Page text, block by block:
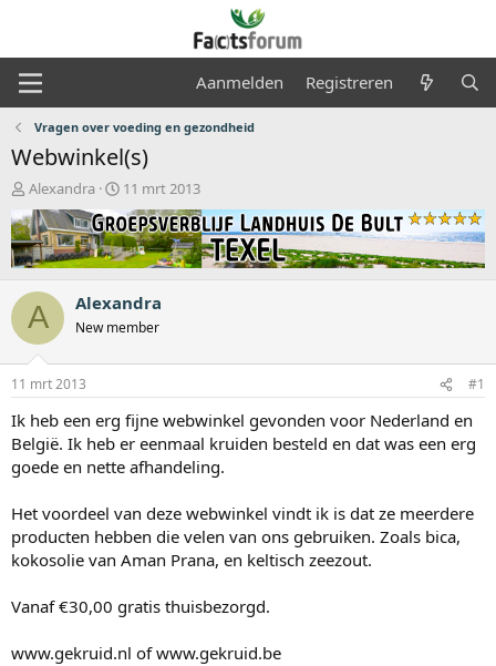
Aanmelden Registreren
Vragen over voeding en gezondheid
Webwinkel(s)
O
n
d
e
r
w
e
r
p
s
t
r
t
e
Alexandra
S
a
r
t
a
t
m
11 mrt 2013
A Alexandra
New member
11 mrt 2013 #1
Ik heb een erg fijne webwinkel gevonden voor Nederland en
België. Ik heb er eenmaal kruiden besteld en dat was een erg
goede en nette afhandeling.
Het voordeel van deze webwinkel vindt ik is dat ze meerdere
producten hebben die velen van ons gebruiken. Zoals bica,
kokosolie van Aman Prana, en keltisch zeezout.
Vanaf €30,00 gratis thuisbezorgd.
www.gekruid.nl of www.gekruid.be